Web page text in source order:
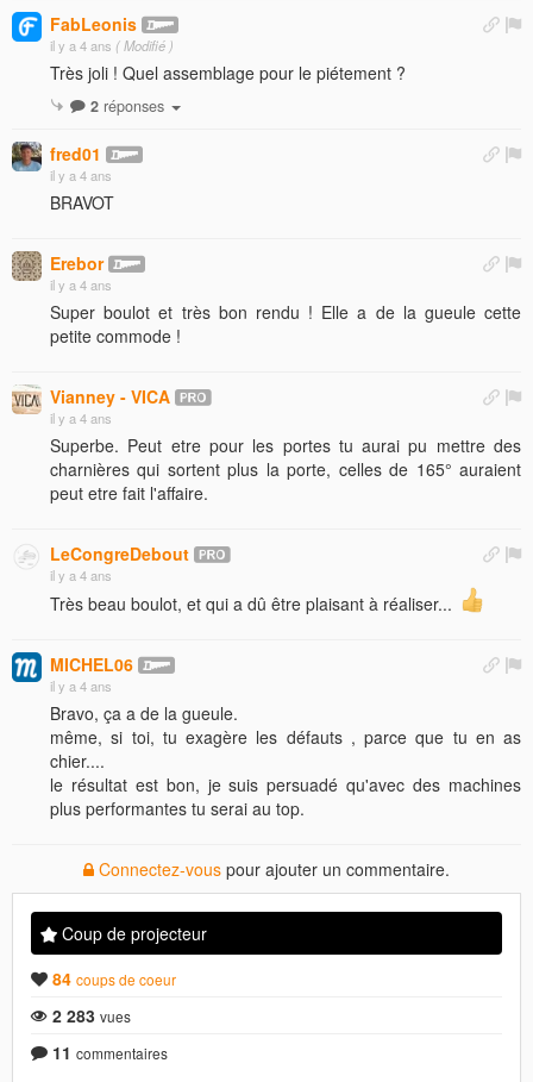
FabLeonis
il y a 4 ans ( Modifié )
Très joli ! Quel assemblage pour le piétement ?
2 réponses
fred01
il y a 4 ans
BRAVOT
Erebor
il y a 4 ans
Super boulot et très bon rendu ! Elle a de la gueule cette
petite commode !
Vianney - VICA
il y a 4 ans
Superbe. Peut etre pour les portes tu aurai pu mettre des
charnières qui sortent plus la porte, celles de 165° auraient
peut etre fait l'affaire.
LeCongreDebout
il y a 4 ans
Très beau boulot, et qui a dû être plaisant à réaliser...
MICHEL06
il y a 4 ans
Bravo, ça a de la gueule.
même, si toi, tu exagère les défauts , parce que tu en as
chier....
le résultat est bon, je suis persuadé qu'avec des machines
plus performantes tu serai au top.
Connectez-vous pour ajouter un commentaire.
Coup de projecteur
84 coups de coeur
2 283 vues
11 commentaires